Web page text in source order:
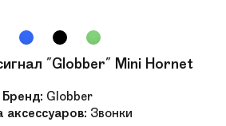
"Globber" Mini Hornet
Бренд: Globber
аксессуаров: Звонки